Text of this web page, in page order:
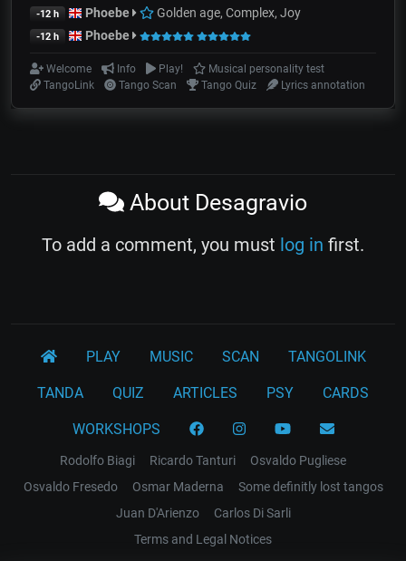
-12 h Phoebe Golden age, Complex, Joy
-12 h Phoebe
Welcome Info Play!
Musical personality test
TangoLink
Tango Scan Tango Quiz Lyrics annotation
About Desagravio
To add a comment, you must log in first.
PLAY MUSIC SCAN TANGOLINK
TANDA QUIZ ARTICLES PSY CARDS
WORKSHOPS
Rodolfo Biagi Ricardo Tanturi
Osvaldo Pugliese
Osvaldo Fresedo
Osmar Maderna
Some definitly lost tangos
Juan D'Arienzo
Carlos Di Sarli
Terms and Legal Notices